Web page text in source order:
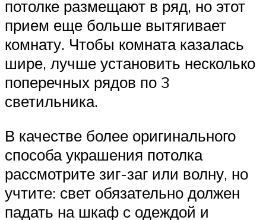
потолке размещают в ряд, но этот
прием еще больше вытягивает
комнату. Чтобы комната казалась
шире, лучше установить несколько
поперечных рядов по 3
светильника.
В качестве более оригинального
способа украшения потолка
рассмотрите зиг-заг или волну, но
учтите: свет обязательно должен
падать на шкаф с одеждой и